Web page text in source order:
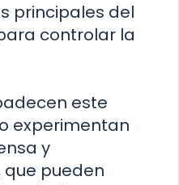
principales del
controlar la
este
experimentan
y
pueden